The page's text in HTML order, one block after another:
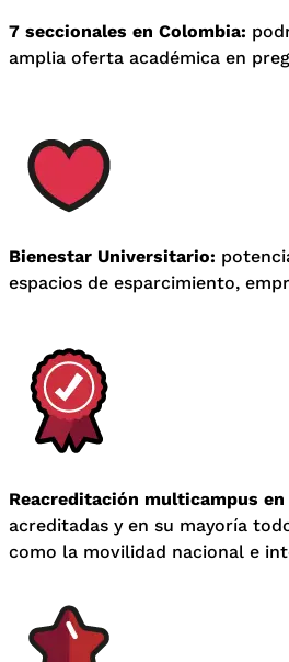
7 seccionales en Colombia:
amplia oferta académica en
Bienestar Universitario:
espacios de esparcimiento,
Reacreditación multicampus
acreditadas y en su mayoría
como la movilidad nacional e